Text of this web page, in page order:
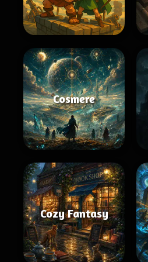
Cosmere
Cozy Fantasy